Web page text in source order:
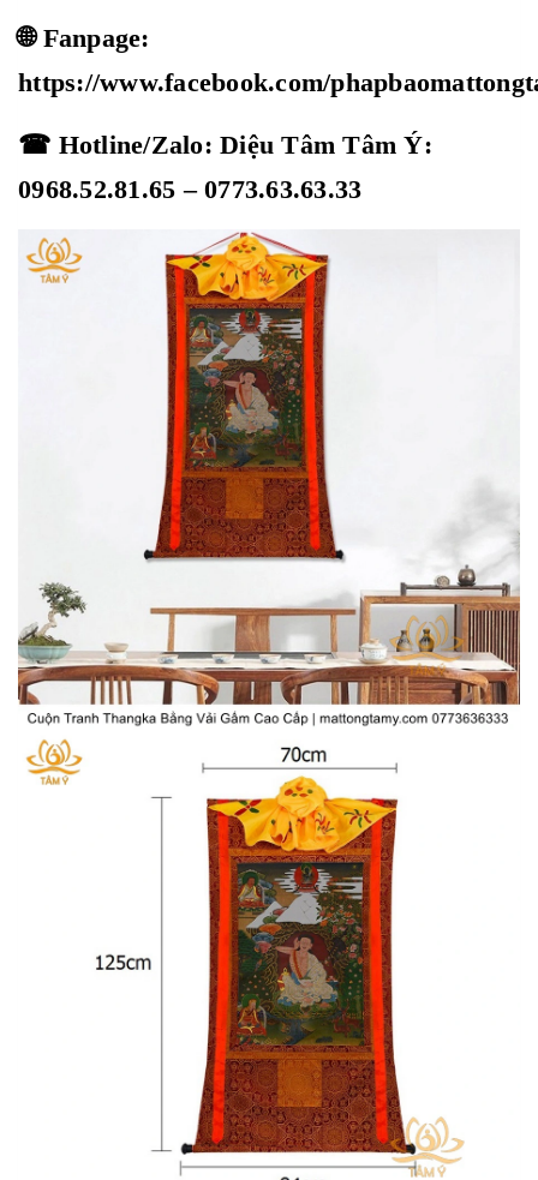
🌐 Fanpage:
https://www.facebook.com/
☎ Hotline/Zalo: Diệu Tâm Tâm Ý:
0968.52.81.65 – 0773.63.63.33